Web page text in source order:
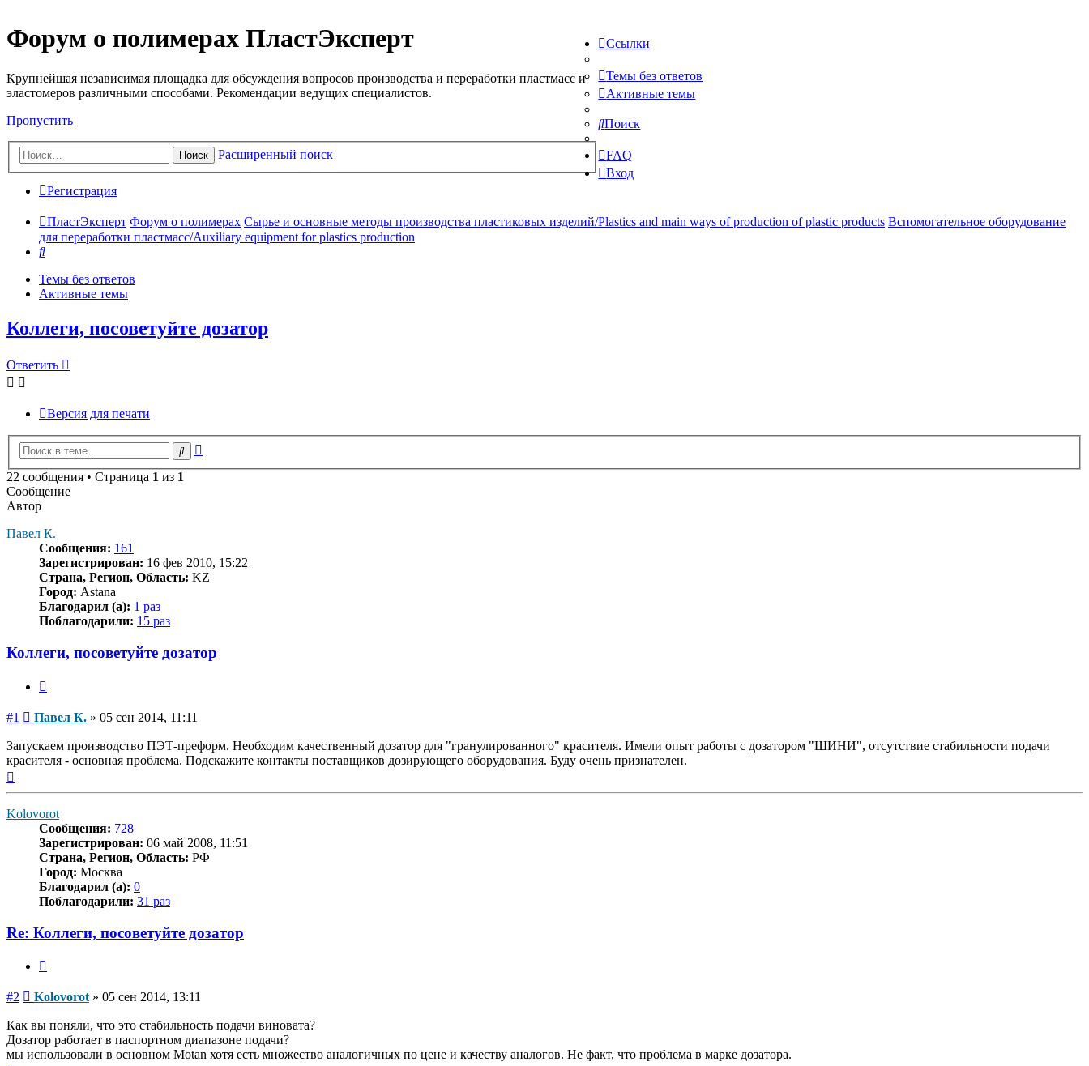
Форум о полимерах ПластЭксперт
Крупнейшая независимая площадка для обсуждения вопросов производства и переработки пластмасс и
эластомеров различными способами. Рекомендации ведущих специалистов.
Пропустить
Поиск Расширенный поиск
Ссылки
Темы без ответов
Активные темы
Поиск
FAQ
Вход
Регистрация
ПластЭксперт Форум о полимерах Сырье и основные методы производства пластиковых изделий/Plastics and main ways of production of plastic products Вспомогательное оборудование
для переработки пластмасс/Auxiliary equipment for plastics production
Поиск
Темы без ответов
Активные темы
Коллеги, посоветуйте дозатор
Ответить
Версия для печати
Поиск
22 сообщения • Страница 1 из 1
Сообщение
Автор
Павел К.
Сообщения: 161
Зарегистрирован: 16 фев 2010, 15:22
Страна, Регион, Область: KZ
Город: Astana
Благодарил (а): 1 раз
Поблагодарили: 15 раз
Коллеги, посоветуйте дозатор
#1 Сообщение
Павел К. » 05 сен 2014, 11:11
Запускаем производство ПЭТ-преформ. Необходим качественный дозатор для "гранулированного" красителя. Имели опыт работы с дозатором "ШИНИ", отсутствие стабильности подачи
красителя - основная проблема. Подскажите контакты поставщиков дозирующего оборудования. Буду очень признателен.
Kolovorot
Сообщения: 728
Зарегистрирован: 06 май 2008, 11:51
Страна, Регион, Область: РФ
Город: Москва
Благодарил (а): 0
Поблагодарили: 31 раз
Re: Коллеги, посоветуйте дозатор
#2 Сообщение
Kolovorot » 05 сен 2014, 13:11
Как вы поняли, что это стабильность подачи виновата?
Дозатор работает в паспортном диапазоне подачи?
мы использовали в основном Motan хотя есть множество аналогичных по цене и качеству аналогов. Не факт, что проблема в марке дозатора.